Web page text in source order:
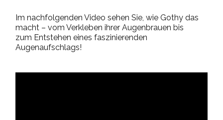
Im nachfolgenden Video sehen Sie, wie Gothy das
macht – vom Verkleben ihrer Augenbrauen bis
zum Entstehen eines faszinierenden
Augenaufschlags!